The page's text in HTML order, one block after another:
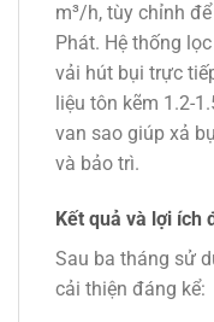
m³/h, tùy chỉnh
Phát. Hệ thống
vải hút bụi trực
liệu tôn kẽm 1.2-
van sao giúp xả
và bảo trì.
Kết quả và lợi ích
Sau ba tháng sử
cải thiện đáng kể: